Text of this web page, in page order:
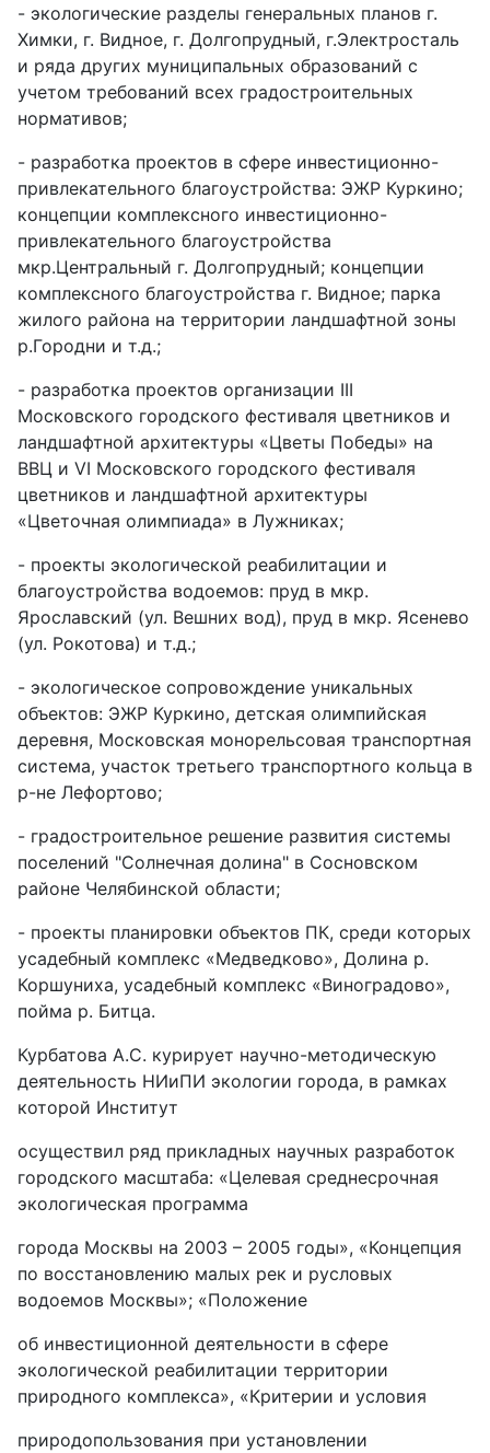
- экологические разделы генеральных планов г.
Химки, г. Видное, г. Долгопрудный, г.Электросталь
и ряда других муниципальных образований с
учетом требований всех градостроительных
нормативов;
- разработка проектов в сфере инвестиционно-
привлекательного благоустройства: ЭЖР Куркино;
концепции комплексного инвестиционно-
привлекательного благоустройства
мкр.Центральный г. Долгопрудный; концепции
комплексного благоустройства г. Видное; парка
жилого района на территории ландшафтной зоны
р.Городни и т.д.;
- разработка проектов организации III
Московского городского фестиваля цветников и
ландшафтной архитектуры «Цветы Победы» на
ВВЦ и VI Московского городского фестиваля
цветников и ландшафтной архитектуры
«Цветочная олимпиада» в Лужниках;
- проекты экологической реабилитации и
благоустройства водоемов: пруд в мкр.
Ярославский (ул. Вешних вод), пруд в мкр. Ясенево
(ул. Рокотова) и т.д.;
- экологическое сопровождение уникальных
объектов: ЭЖР Куркино, детская олимпийская
деревня, Московская монорельсовая транспортная
система, участок третьего транспортного кольца в
р-не Лефортово;
- градостроительное решение развития системы
поселений "Солнечная долина" в Сосновском
районе Челябинской области;
- проекты планировки объектов ПК, среди которых
усадебный комплекс «Медведково», Долина р.
Коршуниха, усадебный комплекс «Виноградово»,
пойма р. Битца.
Курбатова А.С. курирует научно-методическую
деятельность НИиПИ экологии города, в рамках
которой Институт
осуществил ряд прикладных научных разработок
городского масштаба: «Целевая среднесрочная
экологическая программа
города Москвы на 2003 – 2005 годы», «Концепция
по восстановлению малых рек и русловых
водоемов Москвы»; «Положение
об инвестиционной деятельности в сфере
экологической реабилитации территории
природного комплекса», «Критерии и условия
природопользования при установлении